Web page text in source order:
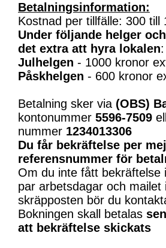
Betalningsinformation:
Kostnad per tillfälle: 300 till
Under följande helger
det extra att hyra lokalen:
Julhelgen - 1000 kronor
Påskhelgen - 600 kronor
Betalning sker via (OBS)
kontonummer 5596-7509
nummer 1234013306
Du får bekräftelse per
referensnummer för
Om du inte fått bekräftelse
par arbetsdagar och mailet
skräpposten bör du
Bokningen skall betalas
att bekräftelse skickats